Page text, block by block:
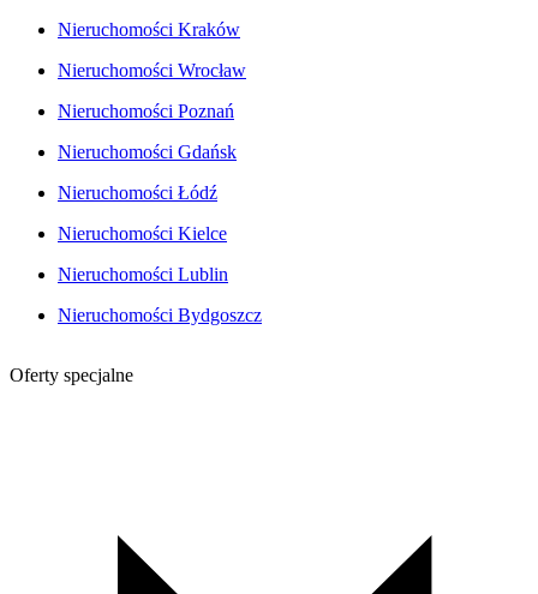
Nieruchomości Kraków
Nieruchomości Wrocław
Nieruchomości Poznań
Nieruchomości Gdańsk
Nieruchomości Łódź
Nieruchomości Kielce
Nieruchomości Lublin
Nieruchomości Bydgoszcz
Oferty specjalne